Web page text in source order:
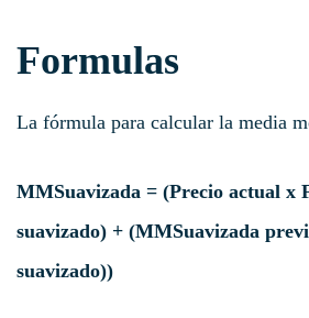
Formulas
La fórmula para calcular la media
MMSuavizada = (Precio actual x
suavizado) + (MMSuavizada
suavizado))